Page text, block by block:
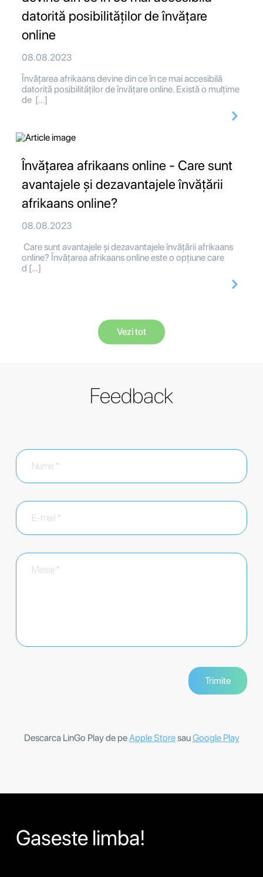
datorită posibilităților de învățare
online
08.08.2023
Învățarea afrikaans devine din ce în ce mai accesibilă
datorită posibilităților de învățare online. Există o mulțime
de […]
Învățarea afrikaans online - Care sunt
avantajele și dezavantajele învățării
afrikaans online?
08.08.2023
Care sunt avantajele și dezavantajele învățării afrikaans
online? Învățarea afrikaans online este o opțiune care
d […]
Vezi tot
Feedback
Descarca LinGo Play de peApple StoresauGoogle Play
Gaseste limba!